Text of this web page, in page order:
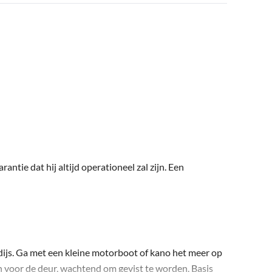
dat hij altijd operationeel zal zijn. Een
Ga met een kleine motorboot of kano het meer op
de deur, wachtend om gevist te worden. Basis